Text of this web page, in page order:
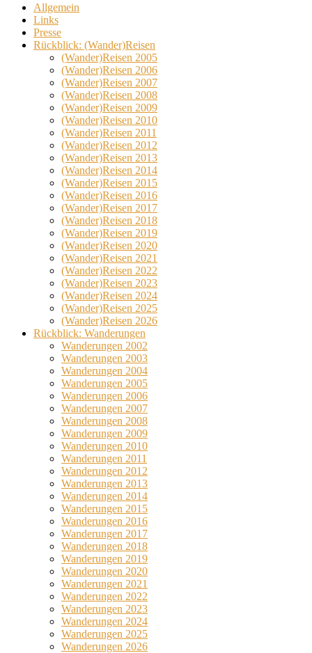
Allgemein
Links
Presse
Rückblick: (Wander)Reisen
(Wander)Reisen 2005
(Wander)Reisen 2006
(Wander)Reisen 2007
(Wander)Reisen 2008
(Wander)Reisen 2009
(Wander)Reisen 2010
(Wander)Reisen 2011
(Wander)Reisen 2012
(Wander)Reisen 2013
(Wander)Reisen 2014
(Wander)Reisen 2015
(Wander)Reisen 2016
(Wander)Reisen 2017
(Wander)Reisen 2018
(Wander)Reisen 2019
(Wander)Reisen 2020
(Wander)Reisen 2021
(Wander)Reisen 2022
(Wander)Reisen 2023
(Wander)Reisen 2024
(Wander)Reisen 2025
(Wander)Reisen 2026
Rückblick: Wanderungen
Wanderungen 2002
Wanderungen 2003
Wanderungen 2004
Wanderungen 2005
Wanderungen 2006
Wanderungen 2007
Wanderungen 2008
Wanderungen 2009
Wanderungen 2010
Wanderungen 2011
Wanderungen 2012
Wanderungen 2013
Wanderungen 2014
Wanderungen 2015
Wanderungen 2016
Wanderungen 2017
Wanderungen 2018
Wanderungen 2019
Wanderungen 2020
Wanderungen 2021
Wanderungen 2022
Wanderungen 2023
Wanderungen 2024
Wanderungen 2025
Wanderungen 2026